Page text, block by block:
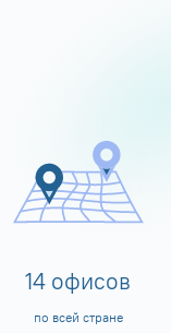
14 офисов
по всей стране